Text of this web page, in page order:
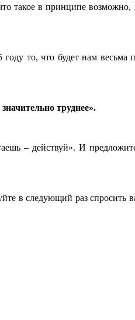
такое в принципе возможно,
году то, что будет нам
труднее».
– действуй». И
в следующий раз спросить